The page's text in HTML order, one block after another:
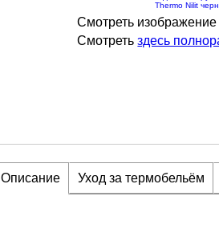
Смотреть
Смотретьздесь
Описание Уход за термобельём